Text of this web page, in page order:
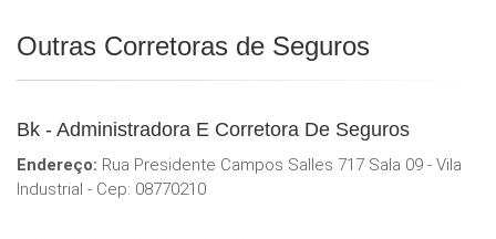
Outras Corretoras de Seguros
Bk - Administradora E Corretora De Seguros
Endereço: Rua Presidente Campos Salles 717 Sala 09 - Vila
Industrial - Cep: 08770210